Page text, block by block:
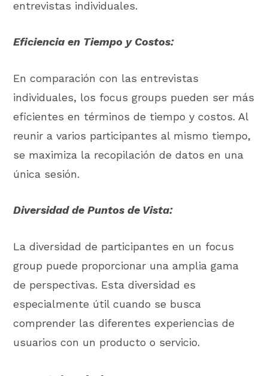
entrevistas individuales.
Eficiencia en Tiempo y Costos:
En comparación con las entrevistas
individuales, los focus groups pueden ser más
eficientes en términos de tiempo y costos. Al
reunir a varios participantes al mismo tiempo,
se maximiza la recopilación de datos en una
única sesión.
Diversidad de Puntos de Vista:
La diversidad de participantes en un focus
group puede proporcionar una amplia gama
de perspectivas. Esta diversidad es
especialmente útil cuando se busca
comprender las diferentes experiencias de
usuarios con un producto o servicio.